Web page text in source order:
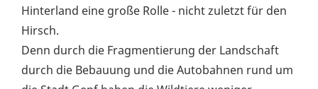
Hinterland eine große Rolle - nicht zuletzt für den
Hirsch.
Denn durch die Fragmentierung der Landschaft
durch die Bebauung und die Autobahnen rund um